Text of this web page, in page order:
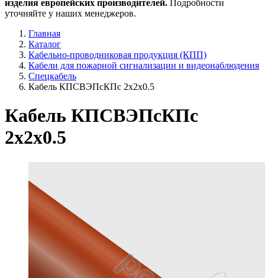
изделия европейских производителей. Подробности
уточняйте у наших менеджеров.
Главная
Каталог
Кабельно-проводниковая продукция (КПП)
Кабели для пожарной сигнализации и видеонаблюдения
Спецкабель
Кабель КПСВЭПсКПс 2х2х0.5
Кабель КПСВЭПсКПс
2х2х0.5